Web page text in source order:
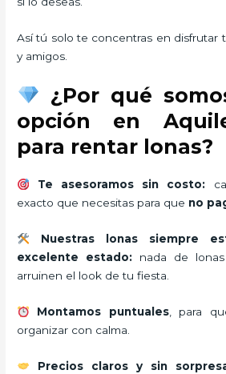
Así tú solo te concentras en disfrutar
y amigos.
¿Por qué
opción en
para rentar lonas?
Te asesoramos sin costo:
exacto que necesitas para que no
Nuestras lonas siempre
excelente estado:nada de lonas
arruinen el look de tu fiesta.
Montamos puntuales, para
organizar con calma.
Precios claros y sin